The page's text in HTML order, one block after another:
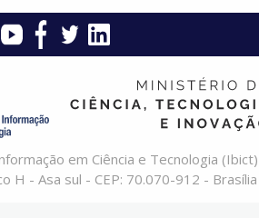
em Ciência e Tecnologia (Ibict)
H - Asa sul - CEP: 70.070-912 -